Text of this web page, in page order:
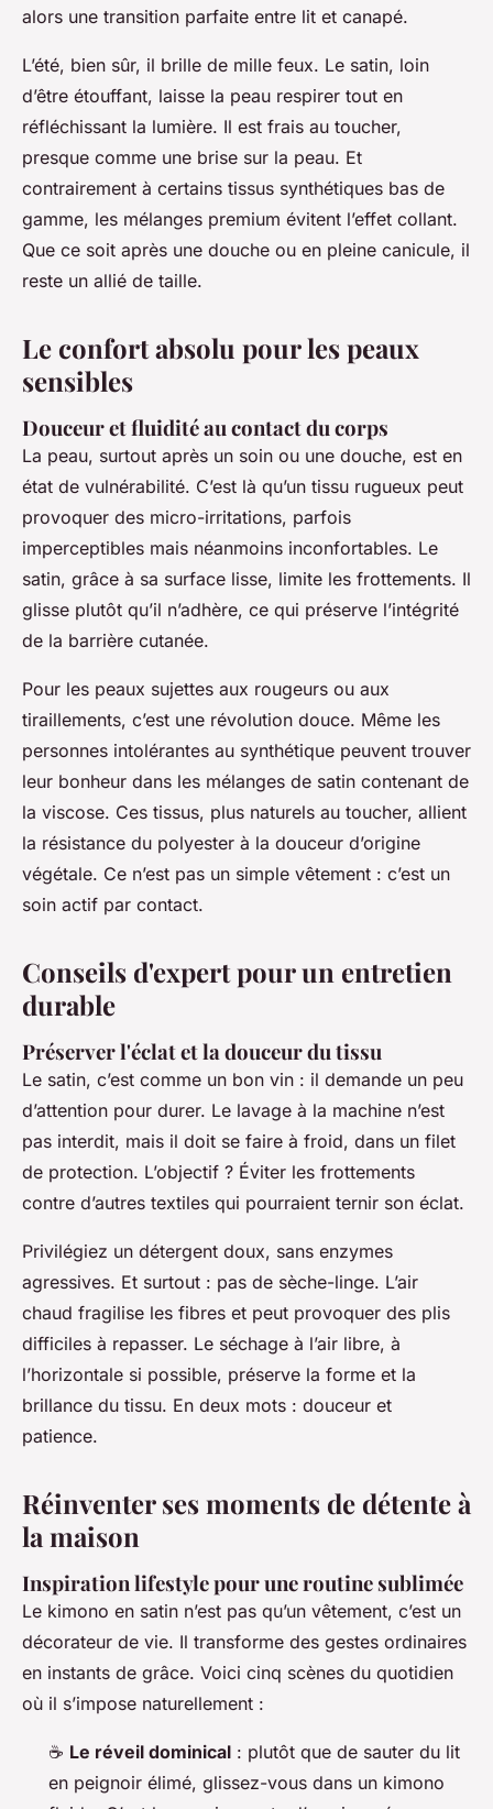
alors une transition parfaite entre lit et canapé.
L’été, bien sûr, il brille de mille feux. Le satin, loin
d’être étouffant, laisse la peau respirer tout en
réfléchissant la lumière. Il est frais au toucher,
presque comme une brise sur la peau. Et
contrairement à certains tissus synthétiques bas de
gamme, les mélanges premium évitent l’effet collant.
Que ce soit après une douche ou en pleine canicule, il
reste un allié de taille.
Le confort absolu pour les peaux
sensibles
Douceur et fluidité au contact du corps
La peau, surtout après un soin ou une douche, est en
état de vulnérabilité. C’est là qu’un tissu rugueux peut
provoquer des micro-irritations, parfois
imperceptibles mais néanmoins inconfortables. Le
satin, grâce à sa surface lisse, limite les frottements. Il
glisse plutôt qu’il n’adhère, ce qui préserve l’intégrité
de la barrière cutanée.
Pour les peaux sujettes aux rougeurs ou aux
tiraillements, c’est une révolution douce. Même les
personnes intolérantes au synthétique peuvent trouver
leur bonheur dans les mélanges de satin contenant de
la viscose. Ces tissus, plus naturels au toucher, allient
la résistance du polyester à la douceur d’origine
végétale. Ce n’est pas un simple vêtement : c’est un
soin actif par contact.
Conseils d'expert pour un entretien
durable
Préserver l'éclat et la douceur du tissu
Le satin, c’est comme un bon vin : il demande un peu
d’attention pour durer. Le lavage à la machine n’est
pas interdit, mais il doit se faire à froid, dans un filet
de protection. L’objectif ? Éviter les frottements
contre d’autres textiles qui pourraient ternir son éclat.
Privilégiez un détergent doux, sans enzymes
agressives. Et surtout : pas de sèche-linge. L’air
chaud fragilise les fibres et peut provoquer des plis
difficiles à repasser. Le séchage à l’air libre, à
l’horizontale si possible, préserve la forme et la
brillance du tissu. En deux mots : douceur et
patience.
Réinventer ses moments de détente à
la maison
Inspiration lifestyle pour une routine sublimée
Le kimono en satin n’est pas qu’un vêtement, c’est un
décorateur de vie. Il transforme des gestes ordinaires
en instants de grâce. Voici cinq scènes du quotidien
où il s’impose naturellement :
☕ Le réveil dominical : plutôt que de sauter du lit
en peignoir élimé, glissez-vous dans un kimono